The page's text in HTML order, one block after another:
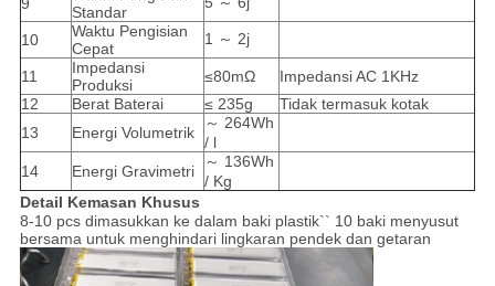
9
Standar
10
Waktu Pengisian
Cepat
1 ～ 2j
11
Impedansi
Produksi
≤80mΩ
Impedansi AC 1KHz
12
Berat Baterai ≤ 235g
Tidak termasuk kotak
13
Energi Volumetrik
～ 264Wh
/ l
14
Energi Gravimetri
～ 136Wh
/ Kg
Detail Kemasan Khusus
8-10 pcs dimasukkan ke dalam baki plastik`` 10 baki menyusut
bersama untuk menghindari lingkaran pendek dan getaran